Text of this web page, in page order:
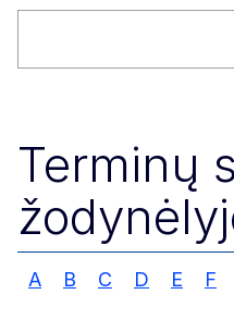
Terminų
A B C D E F